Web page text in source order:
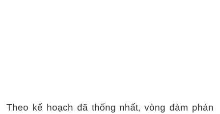
Theo kế hoạch đã thống nhất, vòng đàm phán